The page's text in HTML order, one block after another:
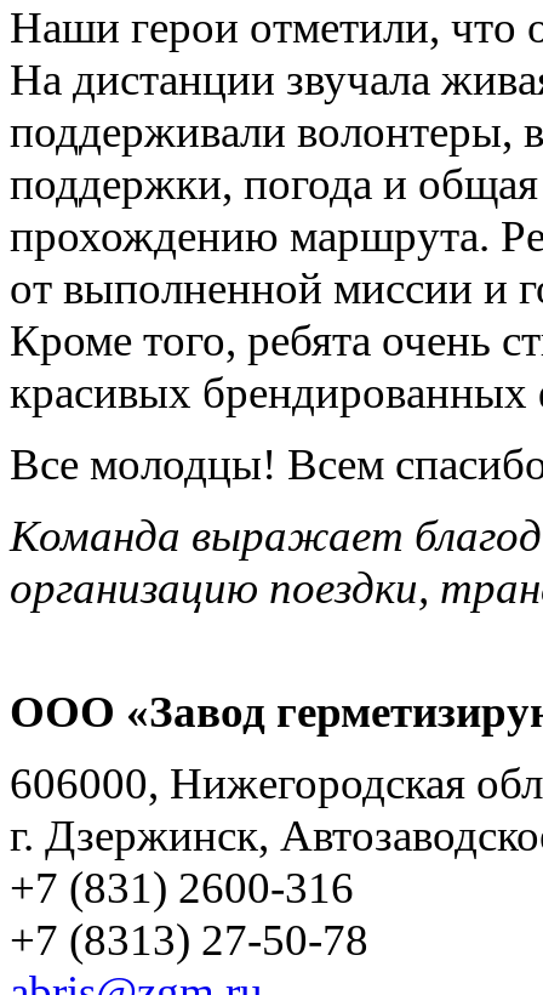
Наши герои отметили, что
На дистанции звучала
поддерживали волонтеры,
поддержки, погода и
прохождению маршрута.
от выполненной миссии и
Кроме того, ребята очень
красивых брендированных
Все молодцы! Всем
Команда выражает
организацию поездки,
ООО «Завод
606000, Нижегородская
г. Дзержинск,
+7 (831) 2600-316
+7 (8313) 27-50-78